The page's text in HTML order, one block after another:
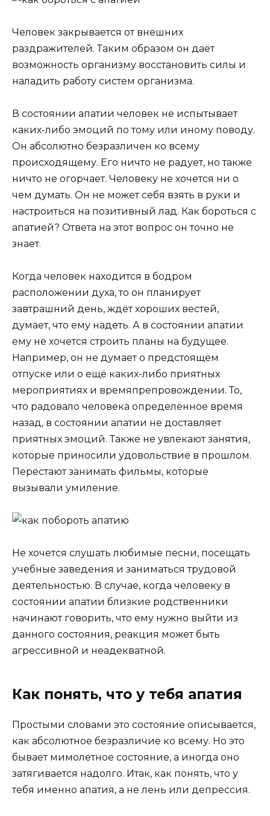
Человек закрывается от внешних
раздражителей. Таким образом он даёт
возможность организму восстановить силы и
наладить работу систем организма.
В состоянии апатии человек не испытывает
каких-либо эмоций по тому или иному поводу.
Он абсолютно безразличен ко всему
происходящему. Его ничто не радует, но также
ничто не огорчает. Человеку не хочется ни о
чем думать. Он не может себя взять в руки и
настроиться на позитивный лад. Как бороться с
апатией? Ответа на этот вопрос он точно не
знает.
Когда человек находится в бодром
расположении духа, то он планирует
завтрашний день, ждёт хороших вестей,
думает, что ему надеть. А в состоянии апатии
ему не хочется строить планы на будущее.
Например, он не думает о предстоящем
отпуске или о ещё каких-либо приятных
мероприятиях и времяпрепровождении. То,
что радовало человека определённое время
назад, в состоянии апатии не доставляет
приятных эмоций. Также не увлекают занятия,
которые приносили удовольствие в прошлом.
Перестают занимать фильмы, которые
вызывали умиление.
Не хочется слушать любимые песни, посещать
учебные заведения и заниматься трудовой
деятельностью. В случае, когда человеку в
состоянии апатии близкие родственники
начинают говорить, что ему нужно выйти из
данного состояния, реакция может быть
агрессивной и неадекватной.
Как понять, что у тебя апатия
Простыми словами это состояние описывается,
как абсолютное безразличие ко всему. Но это
бывает мимолетное состояние, а иногда оно
затягивается надолго. Итак, как понять, что у
тебя именно апатия, а не лень или депрессия.